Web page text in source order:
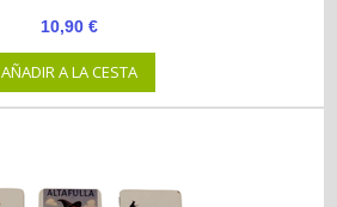
10,90 €
AÑADIR A LA CESTA